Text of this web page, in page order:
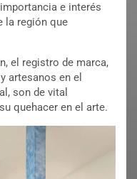
e interés
la región que
el registro de marca,
artesanos en el
son de vital
quehacer en el arte.